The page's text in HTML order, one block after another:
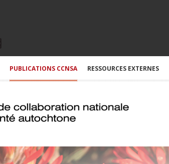
PUBLICATIONS CCNSA RESSOURCES EXTERNES